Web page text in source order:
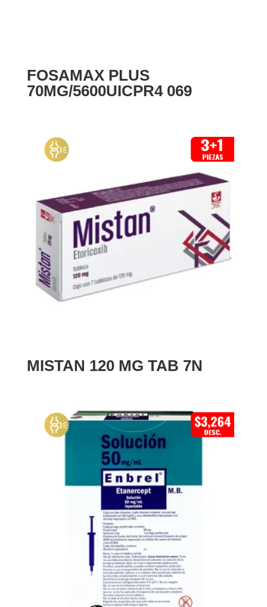
FOSAMAX PLUS
70MG/5600UICPR4 069
MISTAN 120 MG TAB 7N